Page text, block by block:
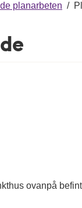
planarbeten /
ovanpå